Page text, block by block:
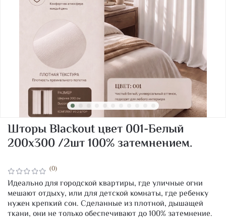
(0)
Шторы Blackout цвет 001-Белый
200х300 /2шт 100% затемнением.
Идеально для городской квартиры, где уличные огни
мешают отдыху, или для детской комнаты, где ребенку
нужен крепкий сон. Сделанные из плотной, дышащей
ткани, они не только обеспечивают до 100% затемнение.